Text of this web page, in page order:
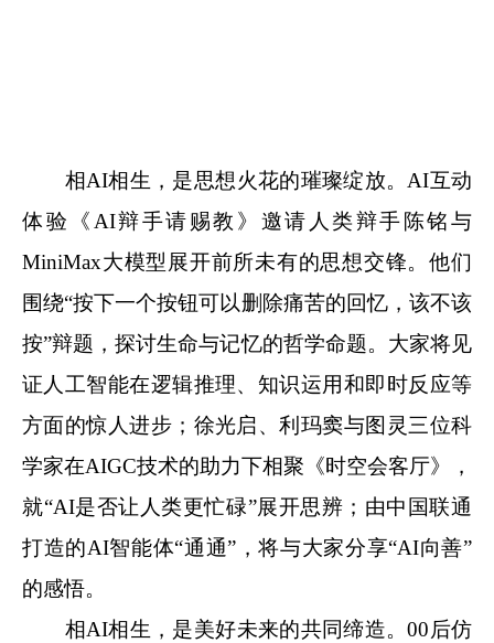
相AI相生，是思想火花的璀璨绽放。 AI互动
体验《AI辩手请赐教》邀请人类辩手陈铭与
MiniMax大模型展开前所未有的思想交锋。他们
围绕“按下一个按钮可以删除痛苦的回忆，该不该
按”辩题，探讨生命与记忆的哲学命题。大家将见
证人工智能在逻辑推理、知识运用和即时反应等
方面的惊人进步；徐光启、利玛窦与图灵三位科
学家在AIGC技术的助力下相聚《时空会客厅》，
就“AI是否让人类更忙碌”展开思辨；由中国联通
打造的AI智能体“通通”，将与大家分享“AI向善”
的感悟。
相AI相生，是美好未来的共同缔造。00后仿